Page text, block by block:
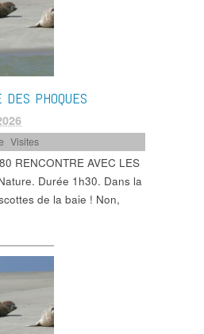
DES PHOQUES
,Visites
RENCONTRE AVEC LES
Durée 1h30. Dans la
de la baie ! Non,